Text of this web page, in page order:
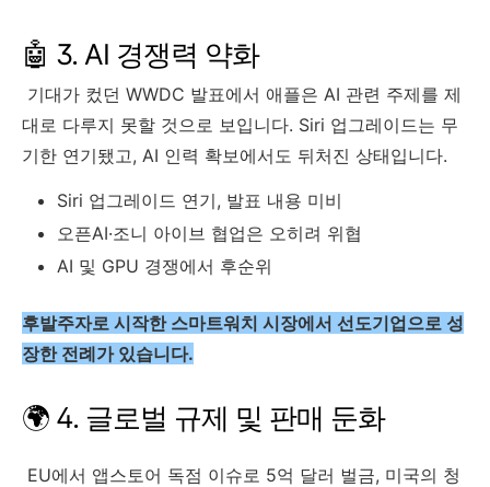
🤖 3. AI 경쟁력 약화
기대가 컸던 WWDC 발표에서 애플은 AI 관련 주제를 제
대로 다루지 못할 것으로 보입니다. Siri 업그레이드는 무
기한 연기됐고, AI 인력 확보에서도 뒤처진 상태입니다.
Siri 업그레이드 연기, 발표 내용 미비
오픈AI·조니 아이브 협업은 오히려 위협
AI 및 GPU 경쟁에서 후순위
후발주자로 시작한 스마트워치 시장에서 선도기업으로 성
장한 전례가 있습니다.
🌍 4. 글로벌 규제 및 판매 둔화
EU에서 앱스토어 독점 이슈로 5억 달러 벌금, 미국의 청